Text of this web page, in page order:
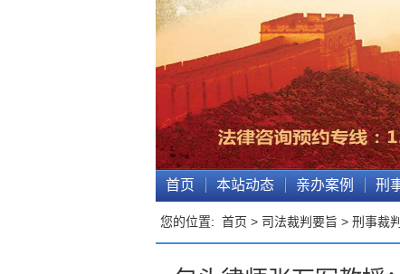
首页 本站动态 亲办案例 刑
您的位置: 首页 > 司法裁判要旨 > 刑事裁